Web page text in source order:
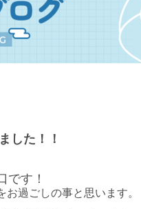
した！！
です！
過ごしの事と思います。